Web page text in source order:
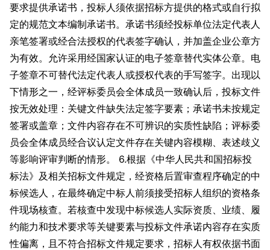
要求提供承诺书，投标人须依据招标方提供的格式或自行拟
定的规范文本编制承诺书。承诺书须经投标单位法定代表人
亲笔签署或经合法授权的代表签字确认，并加盖企业公章方
为有效。允许采用经国家认证的电子签章替代实体公章。电
子签章不可替代法定代表人或授权代表的手写签字。出现以
下情形之一，经评标委员会全体成员一致确认后，投标文件
按无效处理：关键文件缺失法定签字要素；承诺书未按规定
签署或盖章；文件内容存在不可辨识的实质性缺陷；评标委
员会全体成员经合议认定文件存在关键内容模糊、表述歧义
等影响评审判断的情形。 6.根据《中华人民共和国招标投
标法》及相关招标文件规定，经资格后置审查程序确定的中
标候选人，在最终确定中标人前须接受招标人组织的资格条
件现场核查。若核查中发现中标候选人实际资质、业绩、履
约能力和技术要求等关键要素与投标文件承诺内容存在实质
性偏离，且不符合招标文件规定要求，招标人有权依据书面